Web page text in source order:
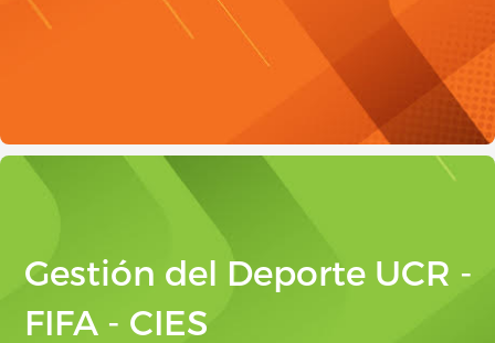
Gestión del Deporte UCR -
FIFA - CIES